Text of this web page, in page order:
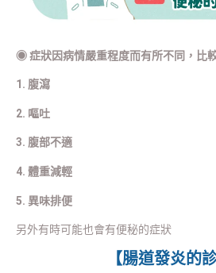
◉症狀因病情嚴重程度而有所不同，比
1. 腹瀉
2. 嘔吐
3. 腹部不適
4. 體重減輕
5. 異味排便
另外有時可能也會有便秘的症狀
【腸道發炎的診